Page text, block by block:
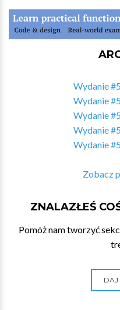
Wydanie
Wydanie
Wydanie
Wydanie
Wydanie
Zobacz
ZNALAZŁEŚ
Pomóż nam tworzyć
DAJ